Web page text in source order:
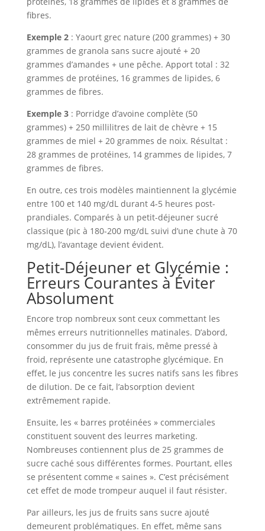
fibres.
Exemple 2: Yaourt grec nature (200 grammes) + 30
grammes de granola sans sucre ajouté + 20
grammes d’amandes + une pêche. Apport total : 32
grammes de protéines, 16 grammes de lipides, 6
grammes de fibres.
Exemple 3: Porridge d’avoine complète (50
grammes) + 250 millilitres de lait de chèvre + 15
grammes de miel + 20 grammes de noix. Résultat :
28 grammes de protéines, 14 grammes de lipides, 7
grammes de fibres.
En outre, ces trois modèles maintiennent la glycémie
entre 100 et 140 mg/dL durant 4-5 heures post-
prandiales. Comparés à un petit-déjeuner sucré
classique (pic à 180-200 mg/dL suivi d’une chute à 70
mg/dL), l’avantage devient évident.
Petit-Déjeuner et Glycémie :
Erreurs Courantes à Éviter
Absolument
Encore trop nombreux sont ceux commettant les
mêmes erreurs nutritionnelles matinales. D’abord,
consommer du jus de fruit frais, même pressé à
froid, représente une catastrophe glycémique. En
effet, le jus concentre les sucres natifs sans les fibres
de dilution. De ce fait, l’absorption devient
extrêmement rapide.
Ensuite, les « barres protéinées » commerciales
constituent souvent des leurres marketing.
Nombreuses contiennent plus de 25 grammes de
sucre caché sous différentes formes. Pourtant, elles
se présentent comme « saines ». C’est précisément
cet effet de mode trompeur auquel il faut résister.
Par ailleurs, les jus de fruits sans sucre ajouté
demeurent problématiques. En effet, même sans